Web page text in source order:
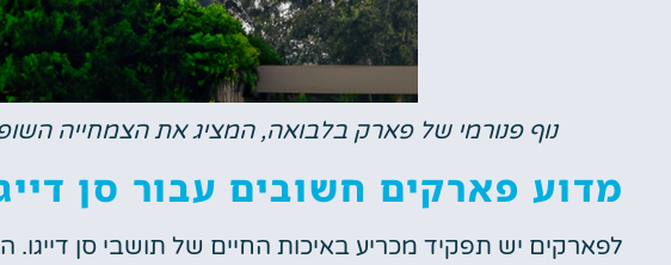
נוף פנורמי של פארק בלבואה, המציג את הצמחייה
מדוע פארקים חשובים עבור סן
לפארקים יש תפקיד מכריע באיכות החיים של תושבי סן דייגו.